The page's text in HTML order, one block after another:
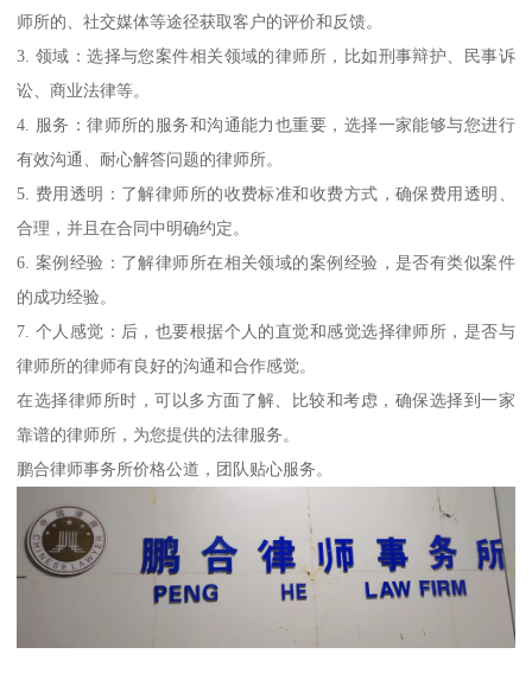
师所的、社交媒体等途径获取客户的评价和反馈。
3. 领域：选择与您案件相关领域的律师所，比如刑事辩护、民事诉
讼、商业法律等。
4. 服务：律师所的服务和沟通能力也重要，选择一家能够与您进行
有效沟通、耐心解答问题的律师所。
5. 费用透明：了解律师所的收费标准和收费方式，确保费用透明、
合理，并且在合同中明确约定。
6. 案例经验：了解律师所在相关领域的案例经验，是否有类似案件
的成功经验。
7. 个人感觉：后，也要根据个人的直觉和感觉选择律师所，是否与
律师所的律师有良好的沟通和合作感觉。
在选择律师所时，可以多方面了解、比较和考虑，确保选择到一家
靠谱的律师所，为您提供的法律服务。
鹏合律师事务所价格公道，团队贴心服务。